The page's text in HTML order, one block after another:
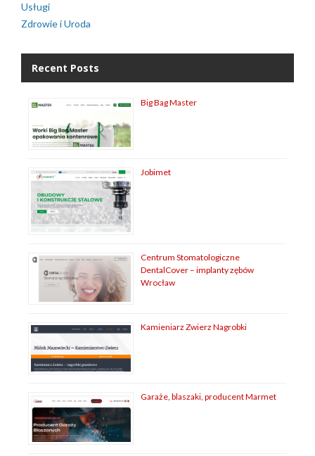
Usługi
Zdrowie i Uroda
Recent Posts
Big Bag Master
Jobimet
Centrum Stomatologiczne
DentalCover – implanty zębów
Wrocław
Kamieniarz Zwierz Nagrobki
Garaże, blaszaki, producent Marmet